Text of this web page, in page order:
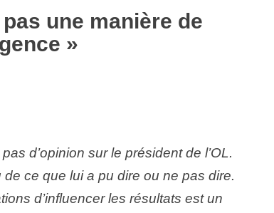
une manière de
»
d’opinion sur le président de l’OL.
de ce que lui a pu dire ou ne pas dire.
d’influencer les résultats est un